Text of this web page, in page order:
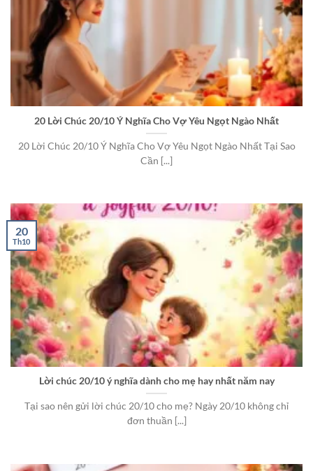
20 Lời Chúc 20/10 Ý Nghĩa Cho Vợ Yêu Ngọt Ngào Nhất
20 Lời Chúc 20/10 Ý Nghĩa Cho Vợ Yêu Ngọt Ngào Nhất Tại Sao
Cần [...]
Lời chúc 20/10 ý nghĩa dành cho mẹ hay nhất năm nay
Tại sao nên gửi lời chúc 20/10 cho mẹ? Ngày 20/10 không chỉ
đơn thuần [...]
20
Th10